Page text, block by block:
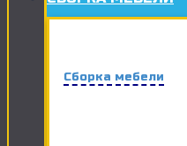
Сборка мебели